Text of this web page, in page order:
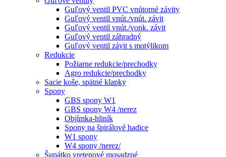
Guľový ventil PVC vnútorné závity
Guľový ventil vnút./vnút. závit
Guľový ventil vnút./vonk. závit
Guľový ventil záhradný
Guľový ventil závit s motýlikom
Redukcie
Požiarne redukcie/prechodky
Agro redukcie/prechodky
Sacie koše, spätné klapky
Spony
GBS spony W1
GBS spony W4 /nerez
Objímka-hliník
Spony na špirálové hadice
W1 spony
W4 spony /nerez/
Šupátko vretenové mosadzné